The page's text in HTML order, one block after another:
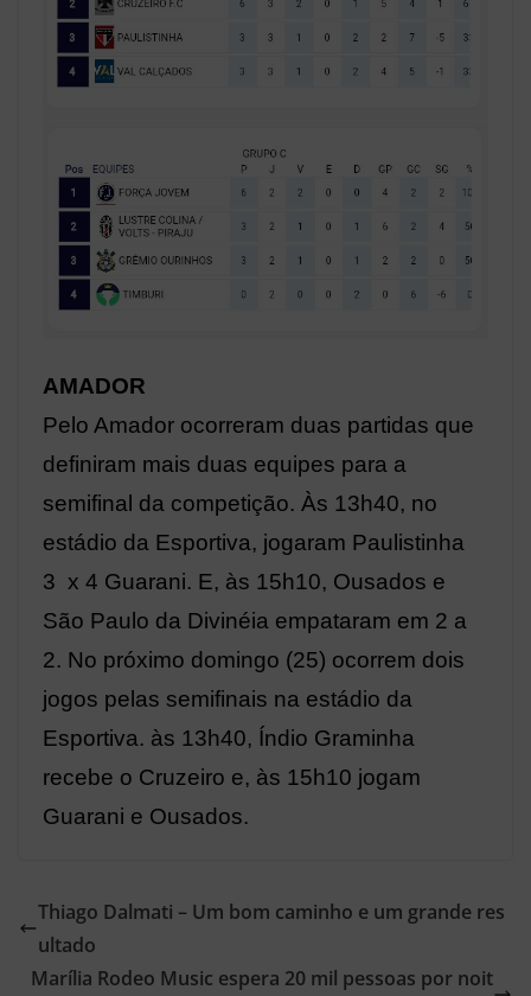
AMADOR
Pelo Amador ocorreram duas partidas que
definiram mais duas equipes para a
semifinal da competição. Às 13h40, no
estádio da Esportiva, jogaram Paulistinha
3 x 4 Guarani. E, às 15h10, Ousados e
São Paulo da Divinéia empataram em 2 a
2. No próximo domingo (25) ocorrem dois
jogos pelas semifinais na estádio da
Esportiva. às 13h40, Índio Graminha
recebe o Cruzeiro e, às 15h10 jogam
Guarani e Ousados.
Thiago Dalmati – Um bom caminho e um grande res
ultado
Marília Rodeo Music espera 20 mil pessoas por noit